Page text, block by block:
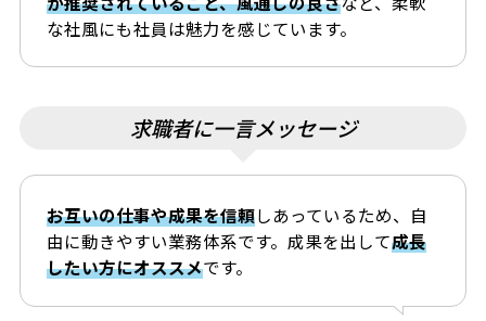
な社風にも社員は魅力を感じています。
求職者に一言メッセージ
お互いの仕事や成果を信頼しあっているため、自
由に動きやすい業務体系です。成果を出して成長
したい方にオススメです。